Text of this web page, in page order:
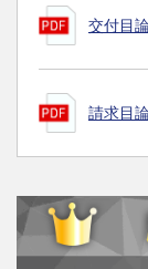
交付目
請求目